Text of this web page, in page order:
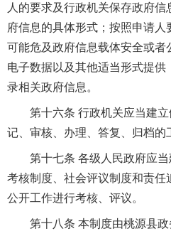
人的要求及行政机关保存政府
府信息的具体形式；按照申请人
可能危及政府信息载体安全或者
电子数据以及其他适当形式提
录相关政府信息。
第十六条 行政机关应当建
记、审核、办理、答复、归档的
第十七条 各级人民政府应
考核制度、社会评议制度和责任
公开工作进行考核、评议。
第十八条 本制度由桃源县